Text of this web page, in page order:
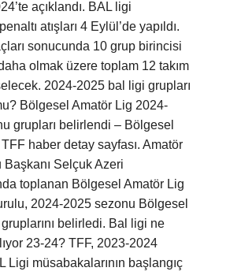
açıklandı. BAL ligi
atışları 4 Eylül’de yapıldı.
sonucunda 10 grup birincisi
olmak üzere toplam 12 takım
2024-2025 bal ligi grupları
Bölgesel Amatör Lig 2024-
grupları belirlendi – Bölgesel
haber detay sayfası. Amatör
Başkanı Selçuk Azeri
toplanan Bölgesel Amatör Lig
2024-2025 sezonu Bölgesel
belirledi. Bal ligi ne
23-24? TFF, 2023-2024
Ligi müsabakalarının başlangıç